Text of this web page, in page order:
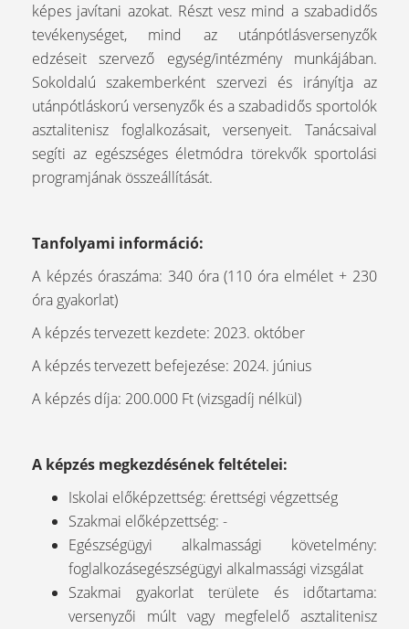
képes javítani azokat. Részt vesz mind a szabadidős
tevékenységet, mind az utánpótlásversenyzők
edzéseit szervező egység/intézmény munkájában.
Sokoldalú szakemberként szervezi és irányítja az
utánpótláskorú versenyzők és a szabadidős sportolók
asztalitenisz foglalkozásait, versenyeit. Tanácsaival
segíti az egészséges életmódra törekvők sportolási
programjának összeállítását.
Tanfolyami információ:
A képzés óraszáma: 340 óra (110 óra elmélet + 230
óra gyakorlat)
A képzés tervezett kezdete: 2023. október
A képzés tervezett befejezése: 2024. június
A képzés díja: 200.000 Ft (vizsgadíj nélkül)
A képzés megkezdésének feltételei:
Iskolai előképzettség: érettségi végzettség
Szakmai előképzettség: -
Egészségügyi alkalmassági követelmény:
foglalkozásegészségügyi alkalmassági vizsgálat
Szakmai gyakorlat területe és időtartama:
versenyzői múlt vagy megfelelő asztalitenisz